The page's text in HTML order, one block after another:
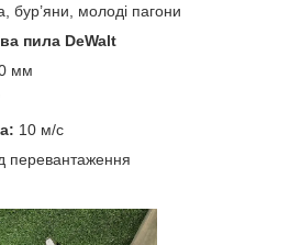
бур’яни, молоді пагони
пила DeWalt
мм
10 м/с
перевантаження